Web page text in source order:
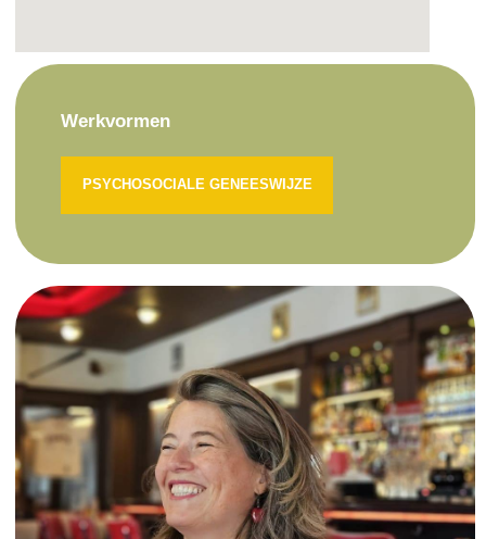
Werkvormen
PSYCHOSOCIALE GENEESWIJZE